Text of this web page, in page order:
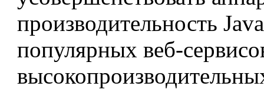
производительность
популярных веб-